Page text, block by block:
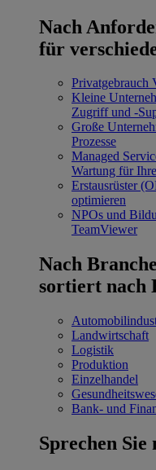
Nach
für
Privatgebrauch
Kleine
Zugriff und -
Große
Prozesse
Managed
Wartung für
Erstausrüster
optimieren
NPOs und
TeamViewer
Nach
sortiert nach
Landwirtschaft
Logistik
Produktion
Einzelhandel
Bank- und
Sprechen Sie